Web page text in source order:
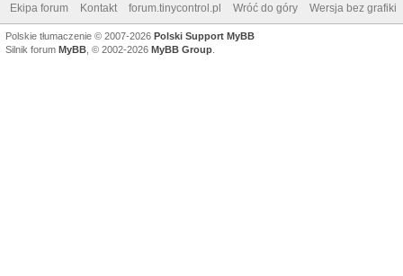
Ekipa forum Kontakt forum.tinycontrol.pl Wróć do góry Wersja bez grafiki
Polskie tłumaczenie © 2007-2026 Polski Support MyBB
Silnik forum MyBB , © 2002-2026 MyBB Group